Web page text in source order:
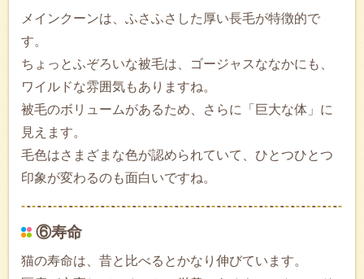
メインクーンは、ふさふさした厚い長毛が特徴的で
す。
ちょっとふぞろいな被毛は、ゴージャスななかにも、
ワイルドな雰囲気もありますね。
被毛のボリュームがあるため、さらに「巨大な体」に
見えます。
毛色はさまざまな色が認められていて、ひとつひとつ
印象が変わるのも面白いですね。
⑥寿命
猫の寿命は、昔と比べるとかなり伸びています。